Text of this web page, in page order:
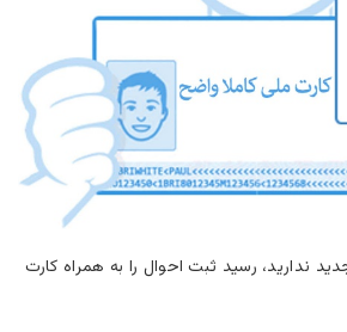
ندارید، رسید ثبت احوال را به همراه کارت